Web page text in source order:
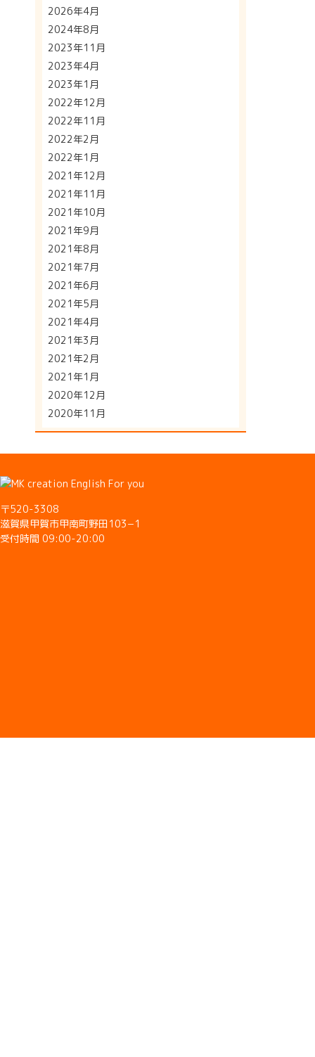
2026年4月
2024年8月
2023年11月
2023年4月
2023年1月
2022年12月
2022年11月
2022年2月
2022年1月
2021年12月
2021年11月
2021年10月
2021年9月
2021年8月
2021年7月
2021年6月
2021年5月
2021年4月
2021年3月
2021年2月
2021年1月
2020年12月
2020年11月
〒520-3308
滋賀県甲賀市甲南町野田103−1
受付時間 09:00-20:00